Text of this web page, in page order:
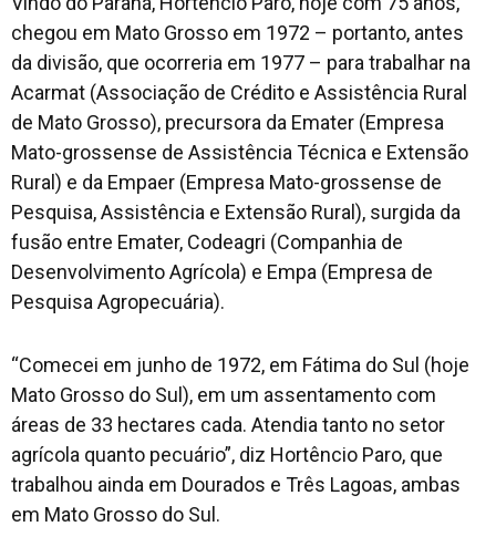
chegou em Mato Grosso em 1972 – portanto, antes
da divisão, que ocorreria em 1977 – para trabalhar na
Acarmat (Associação de Crédito e Assistência Rural
de Mato Grosso), precursora da Emater (Empresa
Mato-grossense de Assistência Técnica e Extensão
Rural) e da Empaer (Empresa Mato-grossense de
Pesquisa, Assistência e Extensão Rural), surgida da
fusão entre Emater, Codeagri (Companhia de
Desenvolvimento Agrícola) e Empa (Empresa de
Pesquisa Agropecuária).
“Comecei em junho de 1972, em Fátima do Sul (hoje
Mato Grosso do Sul), em um assentamento com
áreas de 33 hectares cada. Atendia tanto no setor
agrícola quanto pecuário”, diz Hortêncio Paro, que
trabalhou ainda em Dourados e Três Lagoas, ambas
em Mato Grosso do Sul.